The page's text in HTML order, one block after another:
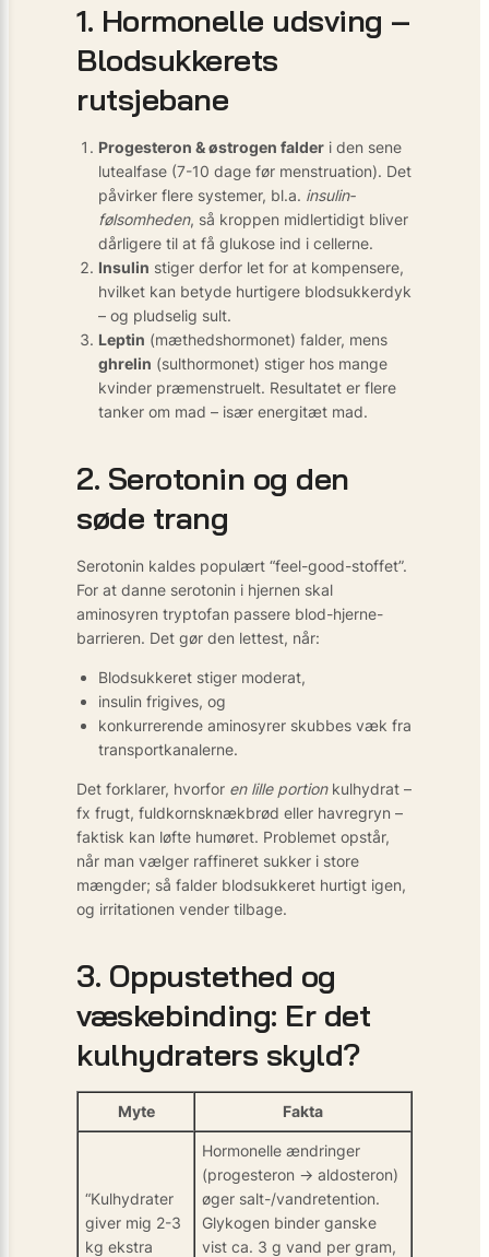
1. Hormonelle udsving –
Blodsukkerets
rutsjebane
Progesteron & østrogen falder i den sene
lutealfase (7-10 dage før menstruation). Det
påvirker flere systemer, bl.a. insulin­
følsomheden, så kroppen midlertidigt bliver
dårligere til at få glukose ind i cellerne.
Insulin stiger derfor let for at kompensere,
hvilket kan betyde hurtigere blodsukker­dyk
– og pludselig sult.
Leptin (mæthedshormonet) falder, mens
ghrelin (sulthormonet) stiger hos mange
kvinder præmenstruelt. Resultatet er flere
tanker om mad – især energi­tæt mad.
2. Serotonin og den
søde trang
Serotonin kaldes populært “feel-good-stoffet”.
For at danne serotonin i hjernen skal
aminosyren tryptofan passere blod-hjerne-
barrieren. Det gør den lettest, når:
Blodsukkeret stiger moderat,
insulin frigives, og
konkurrerende aminosyrer skubbes væk fra
transportkanalerne.
Det forklarer, hvorfor en lille portionkulhydrat –
fx frugt, fuldkornsknækbrød eller havregryn –
faktisk kan løfte humøret. Problemet opstår,
når man vælger raffineret sukker i store
mængder; så falder blodsukkeret hurtigt igen,
og irritationen vender tilbage.
3. Oppustethed og
væskebinding: Er det
kulhydraters skyld?
Myte Fakta
“Kulhydrater
giver mig 2-3
kg ekstra
Hormonelle ændringer
(progesteron → aldosteron)
øger salt-/vand­retention.
Glykogen binder ganske
vist ca. 3 g vand per gram,